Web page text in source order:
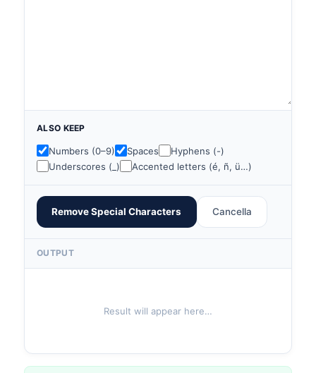
ALSO KEEP
Numbers (0–9) Spaces
Hyphens (-)
Underscores (_)
Accented letters (é, ñ, ü…)
Remove Special Characters Cancella
OUTPUT
Result will appear here…